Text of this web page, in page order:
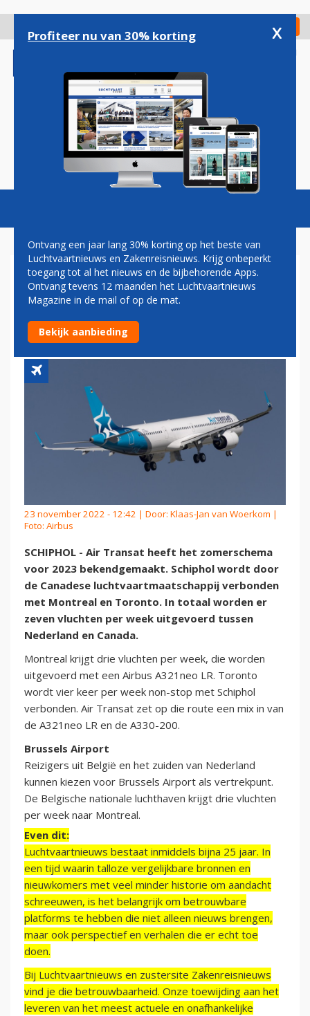
gaan
Check in
Magazine Podcasts Vacatures
AIR TRANSAT KOMENDE
ZOMER ZEVEN KEER PER
WEEK NAAR SCHIPHOL
23 november 2022 - 12:42 | Door: Klaas-Jan van Woerkom |
Foto: Airbus
SCHIPHOL - Air Transat heeft het zomerschema
voor 2023 bekendgemaakt. Schiphol wordt door
de Canadese luchtvaartmaatschappij verbonden
met Montreal en Toronto. In totaal worden er
zeven vluchten per week uitgevoerd tussen
Nederland en Canada.
Montreal krijgt drie vluchten per week, die worden
uitgevoerd met een Airbus A321neo LR. Toronto
wordt vier keer per week non-stop met Schiphol
verbonden. Air Transat zet op die route een mix in van
de A321neo LR en de A330-200.
Brussels Airport
Reizigers uit België en het zuiden van Nederland
kunnen kiezen voor Brussels Airport als vertrekpunt.
De Belgische nationale luchthaven krijgt drie vluchten
per week naar Montreal.
Even dit:
Luchtvaartnieuws bestaat inmiddels bijna 25 jaar. In
een tijd waarin talloze vergelijkbare bronnen en
nieuwkomers met veel minder historie om aandacht
schreeuwen, is het belangrijk om betrouwbare
platforms te hebben die niet alleen nieuws brengen,
maar ook perspectief en verhalen die er echt toe
doen.
Bij Luchtvaartnieuws en zustersite Zakenreisnieuws
vind je die betrouwbaarheid. Onze toewijding aan het
leveren van het meest actuele en onafhankelijke
Profiteer nu van 30% korting x
Ontvang een jaar lang 30% korting op het beste van
Luchtvaartnieuws en Zakenreisnieuws. Krijg onbeperkt
toegang tot al het nieuws en de bijbehorende Apps.
Ontvang tevens 12 maanden het Luchtvaartnieuws
Magazine in de mail of op de mat.
Bekijk aanbieding